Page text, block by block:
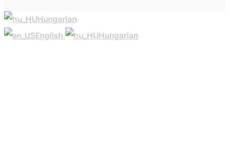
Hungarian
English
Hungarian